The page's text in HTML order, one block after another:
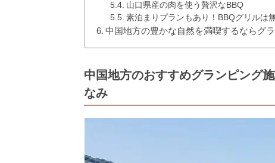
山口県産の肉を使う贅沢なBBQ
素泊まりプランもあり！BBQグリルは
中国地方の豊かな自然を満喫するならグラ
中国地方のおすすめグランピング
なみ